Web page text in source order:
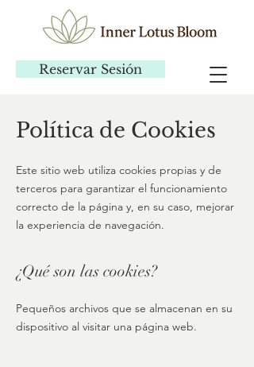
Reservar Sesión
Política de Cookies
Este sitio web utiliza cookies propias y de
terceros para garantizar el funcionamiento
correcto de la página y, en su caso, mejorar
la experiencia de navegación.
¿Qué son las cookies?
Pequeños archivos que se almacenan en su
dispositivo al visitar una página web.